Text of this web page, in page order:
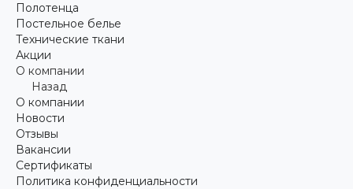
Полотенца
Постельное белье
Технические ткани
Акции
О компании
Назад
О компании
Новости
Отзывы
Вакансии
Сертификаты
Политика конфиденциальности